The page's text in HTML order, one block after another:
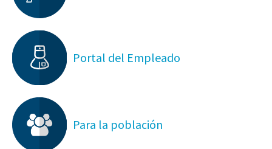
Portal del Empleado
Para la población